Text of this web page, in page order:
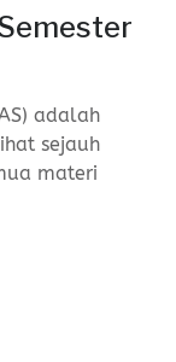
adalah
sejauh
materi